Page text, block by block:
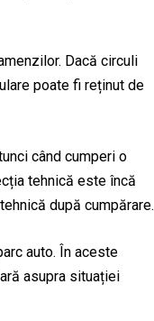
Dacă circuli
poate fi reținut de
când cumperi o
tehnică este încă
după cumpărare.
auto. În aceste
asupra situației